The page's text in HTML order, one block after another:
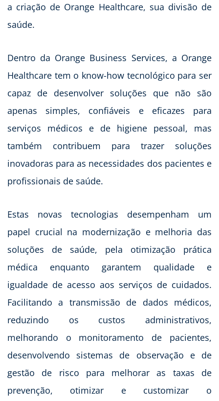
a criação de Orange Healthcare, sua divisão de
saúde.
Dentro da Orange Business Services, a Orange
Healthcare tem o know-how tecnológico para ser
capaz de desenvolver soluções que não são
apenas simples, confiáveis e eficazes para
serviços médicos e de higiene pessoal, mas
também contribuem para trazer soluções
inovadoras para as necessidades dos pacientes e
profissionais de saúde.
Estas novas tecnologias desempenham um
papel crucial na modernização e melhoria das
soluções de saúde, pela otimização prática
médica enquanto garantem qualidade e
igualdade de acesso aos serviços de cuidados.
Facilitando a transmissão de dados médicos,
reduzindo os custos administrativos,
melhorando o monitoramento de pacientes,
desenvolvendo sistemas de observação e de
gestão de risco para melhorar as taxas de
prevenção, otimizar e customizar o